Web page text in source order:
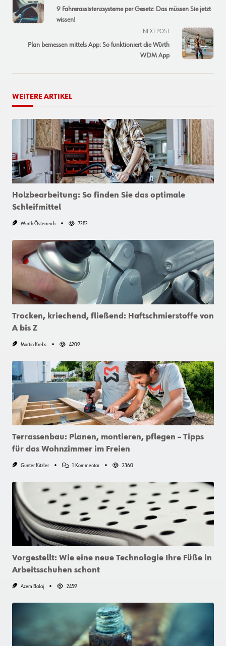
class="nav-
subtitle
reader-
9 Fahrerassistenzsysteme per Gesetz: Das müssen Sie jetzt
wissen!
NEXT POST
Plan bemessen mittels App: So funktioniert die Würth
WDM App
WEITERE ARTIKEL
Holzbearbeitung: So finden Sie das optimale
Schleifmittel
Würth Österreich 7282
Trocken, kriechend, fließend: Haftschmierstoffe von
A bis Z
Martin Krebs 4209
Terrassenbau: Planen, montieren, pflegen – Tipps
für das Wohnzimmer im Freien
Günter Kitzler 1 KommentarZu
Montieren,
Pflegen
Tipps
Das
Wohnzimmer
Im
2360
Vorgestellt: Wie eine neue Technologie Ihre Füße in
Arbeitsschuhen schont
Azem Balaj 2459